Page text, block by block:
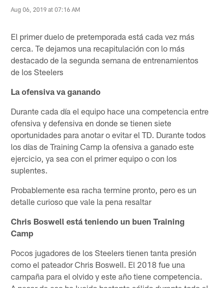
Aug 06, 2019 at 07:16 AM
El primer duelo de pretemporada está cada vez más
cerca. Te dejamos una recapitulación con lo más
destacado de la segunda semana de entrenamientos
de los Steelers
La ofensiva va ganando
Durante cada día el equipo hace una competencia entre
ofensiva y defensiva en donde se tienen siete
oportunidades para anotar o evitar el TD. Durante todos
los días de Training Camp la ofensiva a ganado este
ejercicio, ya sea con el primer equipo o con los
suplentes.
Probablemente esa racha termine pronto, pero es un
detalle curioso que vale la pena resaltar
Chris Boswell está teniendo un buen Training
Camp
Pocos jugadores de los Steelers tienen tanta presión
como el pateador Chris Boswell. El 2018 fue una
campaña para el olvido y este año tiene competencia.